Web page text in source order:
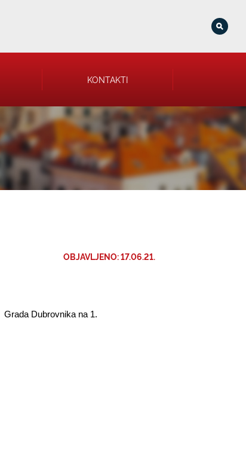
KONTAKTI
OBJAVLJENO: 17.06.21.
Grada Dubrovnika na 1.